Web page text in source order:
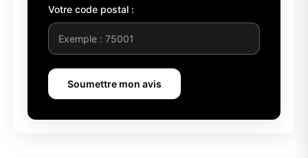
Votre code postal :
Soumettre mon avis